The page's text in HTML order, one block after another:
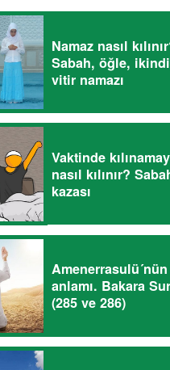
Namaz nasıl
Sabah, öğle,
vitir namazı
Vaktinde
nasıl kılınır?
kazası
anlamı. Bakara
(285 ve 286)